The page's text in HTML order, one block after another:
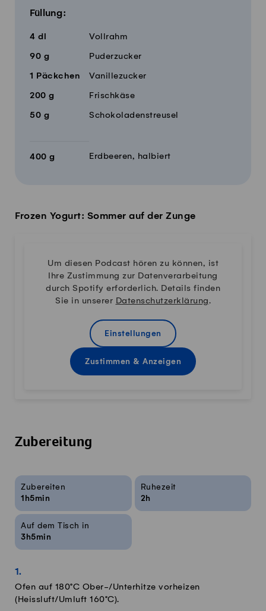
Füllung:
4 dl Vollrahm
90 g Puderzucker
1 Päckchen Vanillezucker
200 g Frischkäse
50 g Schokoladenstreusel
400 g Erdbeeren, halbiert
Frozen Yogurt: Sommer auf der Zunge
Um diesen Podcast hören zu können, ist
Ihre Zustimmung zur Datenverarbeitung
durch Spotify erforderlich. Details finden
Sie in unserer Datenschutzerklärung.
Einstellungen
Zustimmen & Anzeigen
Zubereitung
Rezeptinfos
Zubereiten
1h5min
Ruhezeit
2h
Auf dem Tisch in
3h5min
Ofen auf 180°C Ober-/Unterhitze vorheizen
(Heissluft/Umluft 160°C).